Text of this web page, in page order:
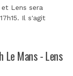
Lens sera
Il s'agit
Le Mans - Lens